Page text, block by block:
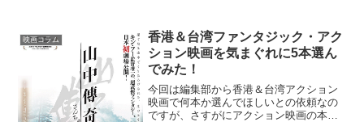
映画コラム
香港＆台湾ファンタジック・アク
ション映画を気まぐれに5本選ん
でみた！
今回は編集部から香港＆台湾アクション
映画で何本か選んでほしいとの依頼なの
ですが、さすがにアクション映画の本場